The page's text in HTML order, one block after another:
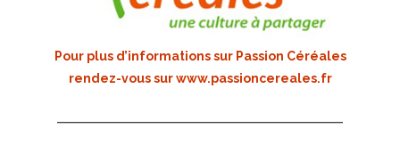
Pour plus d’informations sur Passion Céréales
rendez-vous surwww.passioncereales.fr